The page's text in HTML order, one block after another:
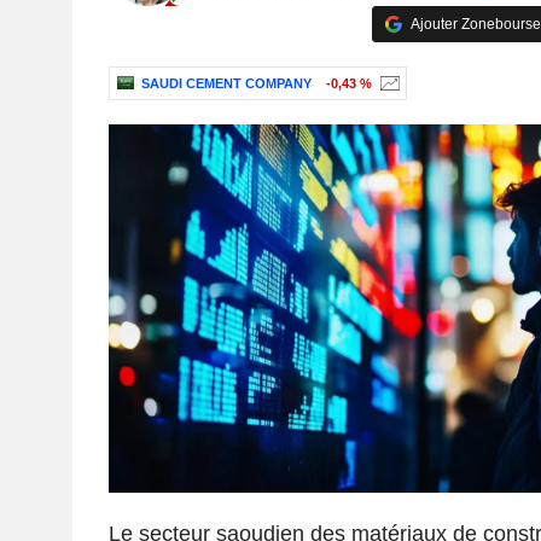
Ajouter
SAUDI CEMENT COMPANY -0,43 %
Le secteur saoudien des matériaux de